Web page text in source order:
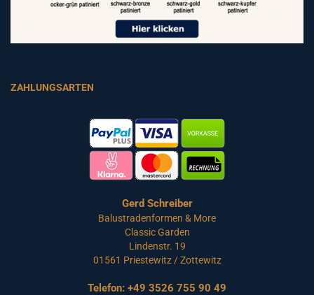
ZAHLUNGSARTEN
Gerd Schreiber
Balustradenformen & More
Classic Garden
Lindenstr. 19
01561 Priestewitz / Zottewitz
Telefon: +49 3526 755 90 49